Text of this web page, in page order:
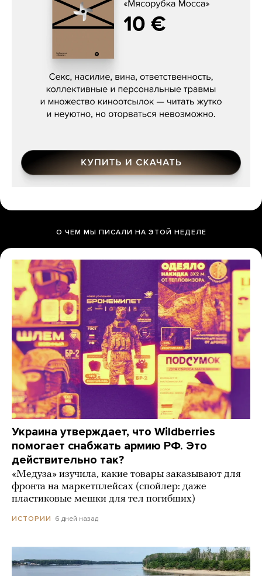
Сергей Кузнецов, «Мясорубка
О ЧЕМ МЫ ПИСАЛИ НА ЭТОЙ НЕДЕЛЕ
Украина утверждает, что Wildberries
помогает снабжать армию РФ. Это
действительно так?
«Медуза» изучила, какие товары заказывают для
фронта на маркетплейсах (спойлер: даже
пластиковые мешки для тел погибших)
ИСТОРИИ 6 дней назад